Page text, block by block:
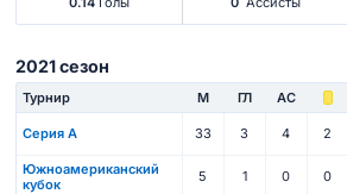
2021 сезон
Турнир М ГЛ АС
Серия А 33 3 4 2
Южноамериканский
кубок
5 1 0 0